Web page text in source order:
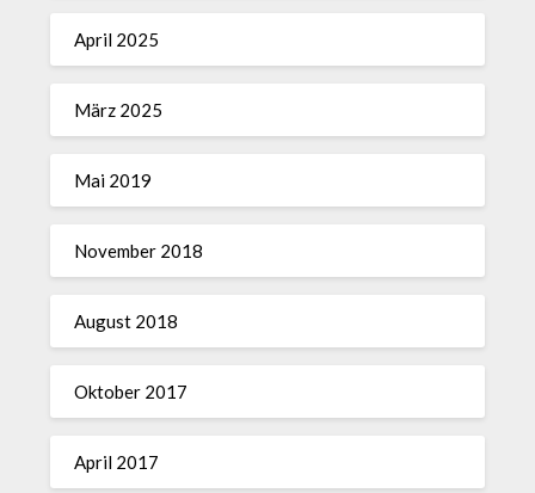
April 2025
März 2025
Mai 2019
November 2018
August 2018
Oktober 2017
April 2017